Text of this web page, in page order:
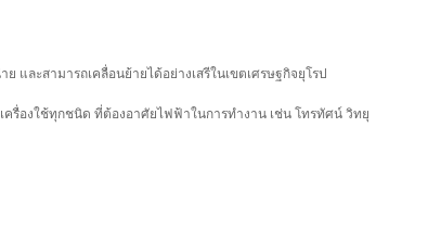
ละสามารถเคลื่อนย้ายได้อย่างเสรีในเขตเศรษฐกิจยุโรป
ครื่องใช้ทุกชนิด ที่ต้องอาศัยไฟฟ้าในการทำงาน เช่น โทรทัศน์ วิทยุ